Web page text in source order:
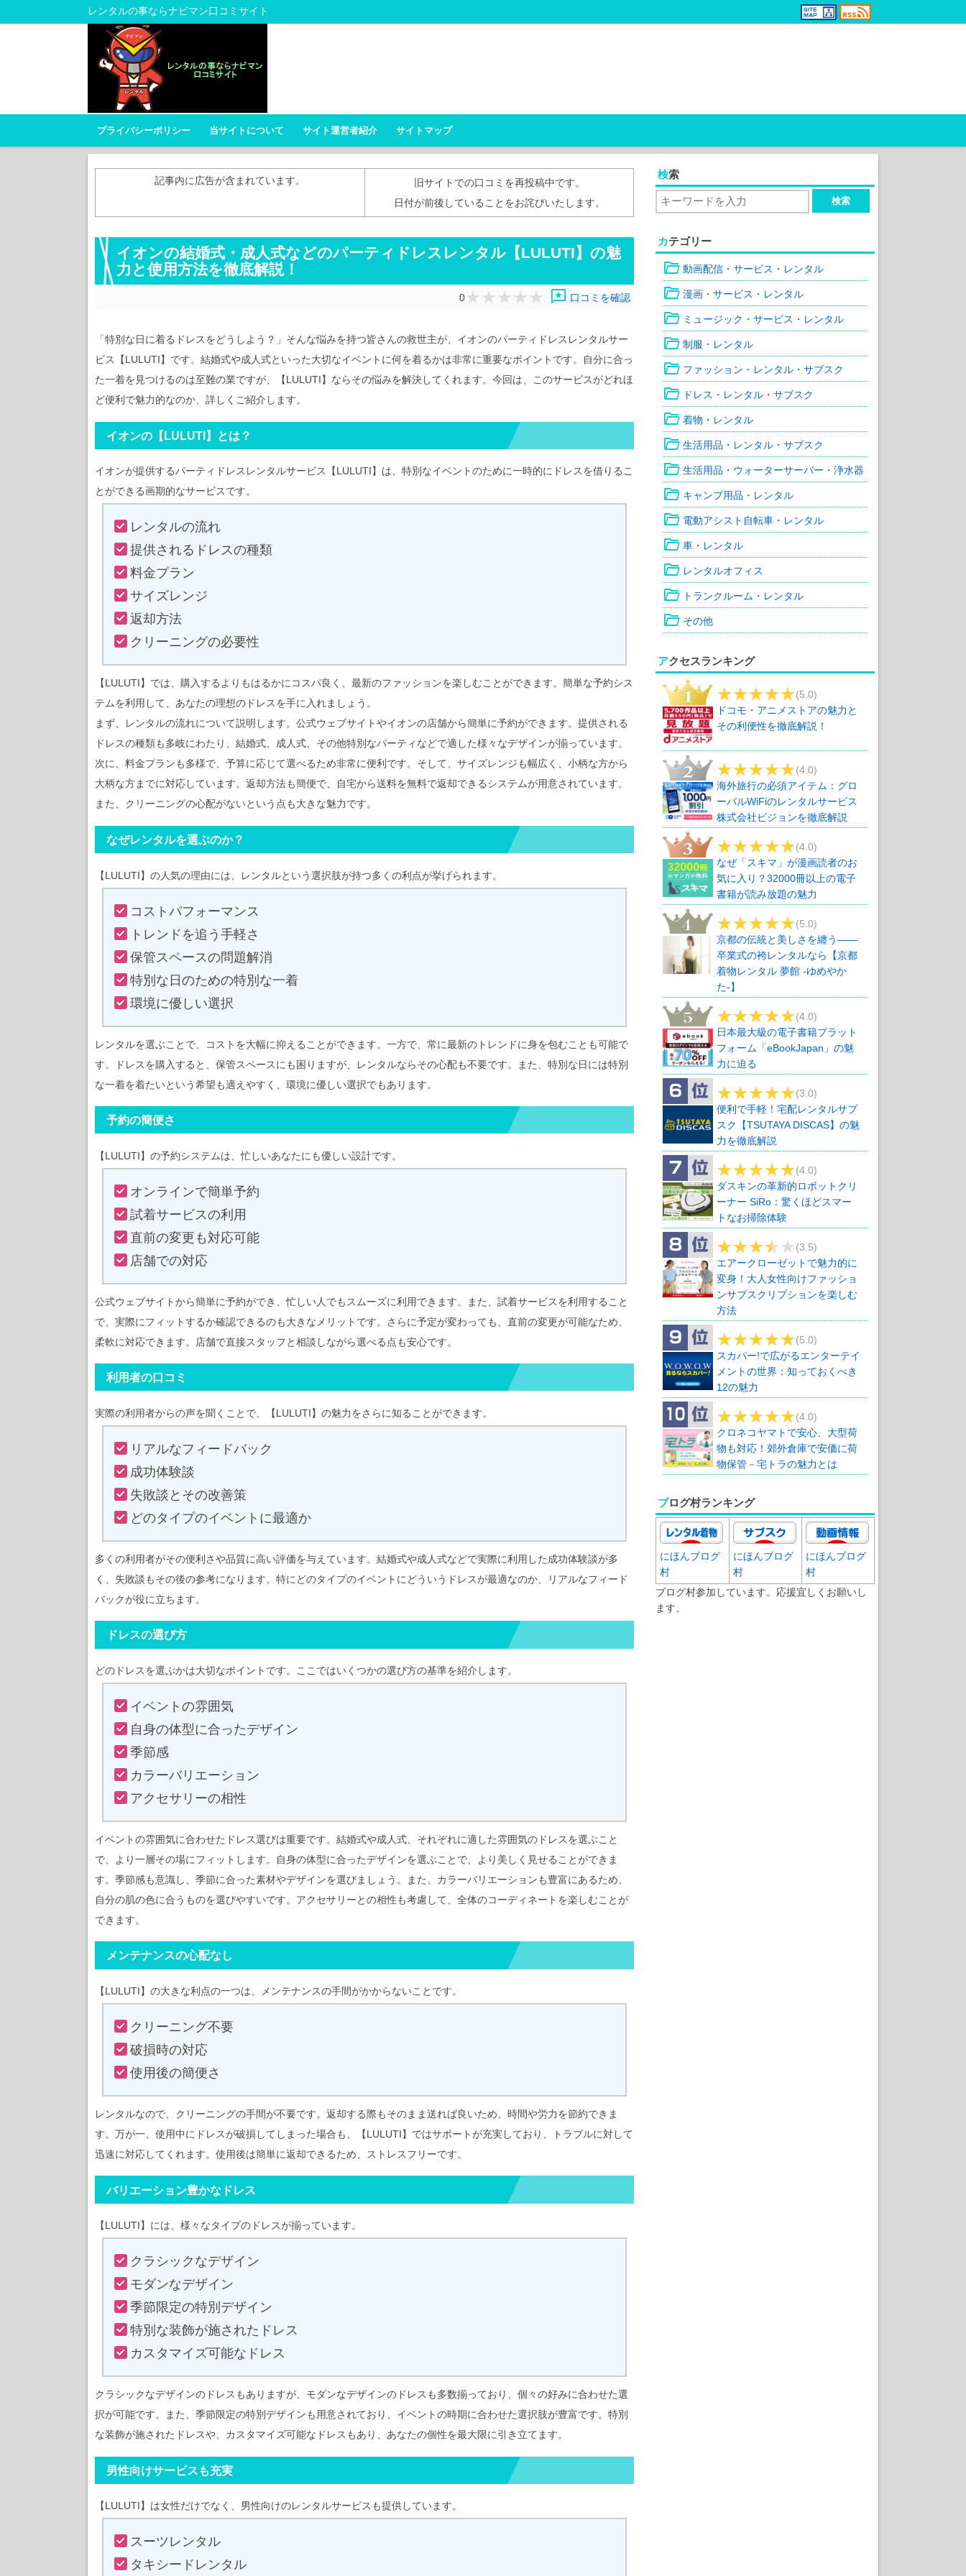
レンタルの事ならナビマン口コミサイト
プライバシーポリシー 当サイトについて サイト運営者紹介 サイトマップ
記事内に広告が含まれています。
旧サイトでの口コミを再投稿中です。
日付が前後していることをお詫びいたします。
イオンの結婚式・成人式などのパーティドレスレンタル【LULUTI】の魅
力と使用方法を徹底解説！
0 reviews 口コミを確認
「特別な日に着るドレスをどうしよう？」そんな悩みを持つ皆さんの救世主が、イオンのパーティドレスレンタルサー
ビス【LULUTI】です。結婚式や成人式といった大切なイベントに何を着るかは非常に重要なポイントです。自分に合っ
た一着を見つけるのは至難の業ですが、【LULUTI】ならその悩みを解決してくれます。今回は、このサービスがどれほ
ど便利で魅力的なのか、詳しくご紹介します。
イオンの【LULUTI】とは？
イオンが提供するパーティドレスレンタルサービス【LULUTI】は、特別なイベントのために一時的にドレスを借りるこ
とができる画期的なサービスです。
レンタルの流れ
提供されるドレスの種類
料金プラン
サイズレンジ
返却方法
クリーニングの必要性
【LULUTI】では、購入するよりもはるかにコスパ良く、最新のファッションを楽しむことができます。簡単な予約シス
テムを利用して、あなたの理想のドレスを手に入れましょう。
まず、レンタルの流れについて説明します。公式ウェブサイトやイオンの店舗から簡単に予約ができます。提供される
ドレスの種類も多岐にわたり、結婚式、成人式、その他特別なパーティなどで適した様々なデザインが揃っています。
次に、料金プランも多様で、予算に応じて選べるため非常に便利です。そして、サイズレンジも幅広く、小柄な方から
大柄な方までに対応しています。返却方法も簡便で、自宅から送料を無料で返却できるシステムが用意されています。
また、クリーニングの心配がないという点も大きな魅力です。
なぜレンタルを選ぶのか？
【LULUTI】の人気の理由には、レンタルという選択肢が持つ多くの利点が挙げられます。
コストパフォーマンス
トレンドを追う手軽さ
保管スペースの問題解消
特別な日のための特別な一着
環境に優しい選択
レンタルを選ぶことで、コストを大幅に抑えることができます。一方で、常に最新のトレンドに身を包むことも可能で
す。ドレスを購入すると、保管スペースにも困りますが、レンタルならその心配も不要です。また、特別な日には特別
な一着を着たいという希望も適えやすく、環境に優しい選択でもあります。
予約の簡便さ
【LULUTI】の予約システムは、忙しいあなたにも優しい設計です。
オンラインで簡単予約
試着サービスの利用
直前の変更も対応可能
店舗での対応
公式ウェブサイトから簡単に予約ができ、忙しい人でもスムーズに利用できます。また、試着サービスを利用すること
で、実際にフィットするか確認できるのも大きなメリットです。さらに予定が変わっても、直前の変更が可能なため、
柔軟に対応できます。店舗で直接スタッフと相談しながら選べる点も安心です。
利用者の口コミ
実際の利用者からの声を聞くことで、【LULUTI】の魅力をさらに知ることができます。
リアルなフィードバック
成功体験談
失敗談とその改善策
どのタイプのイベントに最適か
多くの利用者がその便利さや品質に高い評価を与えています。結婚式や成人式などで実際に利用した成功体験談が多
く、失敗談もその後の参考になります。特にどのタイプのイベントにどういうドレスが最適なのか、リアルなフィード
バックが役に立ちます。
ドレスの選び方
どのドレスを選ぶかは大切なポイントです。ここではいくつかの選び方の基準を紹介します。
イベントの雰囲気
自身の体型に合ったデザイン
季節感
カラーバリエーション
アクセサリーの相性
イベントの雰囲気に合わせたドレス選びは重要です。結婚式や成人式、それぞれに適した雰囲気のドレスを選ぶこと
で、より一層その場にフィットします。自身の体型に合ったデザインを選ぶことで、より美しく見せることができま
す。季節感も意識し、季節に合った素材やデザインを選びましょう。また、カラーバリエーションも豊富にあるため、
自分の肌の色に合うものを選びやすいです。アクセサリーとの相性も考慮して、全体のコーディネートを楽しむことが
できます。
メンテナンスの心配なし
【LULUTI】の大きな利点の一つは、メンテナンスの手間がかからないことです。
クリーニング不要
破損時の対応
使用後の簡便さ
レンタルなので、クリーニングの手間が不要です。返却する際もそのまま送れば良いため、時間や労力を節約できま
す。万が一、使用中にドレスが破損してしまった場合も、【LULUTI】ではサポートが充実しており、トラブルに対して
迅速に対応してくれます。使用後は簡単に返却できるため、ストレスフリーです。
バリエーション豊かなドレス
【LULUTI】には、様々なタイプのドレスが揃っています。
クラシックなデザイン
モダンなデザイン
季節限定の特別デザイン
特別な装飾が施されたドレス
カスタマイズ可能なドレス
クラシックなデザインのドレスもありますが、モダンなデザインのドレスも多数揃っており、個々の好みに合わせた選
択が可能です。また、季節限定の特別デザインも用意されており、イベントの時期に合わせた選択肢が豊富です。特別
な装飾が施されたドレスや、カスタマイズ可能なドレスもあり、あなたの個性を最大限に引き立てます。
男性向けサービスも充実
【LULUTI】は女性だけでなく、男性向けのレンタルサービスも提供しています。
スーツレンタル
タキシードレンタル
検索
カテゴリー
folder_open 動画配信・サービス・レンタル
folder_open 漫画・サービス・レンタル
folder_open ミュージック・サービス・レンタル
folder_open 制服・レンタル
folder_open ファッション・レンタル・サブスク
folder_open ドレス・レンタル・サブスク
folder_open 着物・レンタル
folder_open 生活用品・レンタル・サブスク
folder_open 生活用品・ウォーターサーバー・浄水器
folder_open キャンプ用品・レンタル
folder_open 電動アシスト自転車・レンタル
folder_open 車・レンタル
folder_open レンタルオフィス
folder_open トランクルーム・レンタル
folder_open その他
アクセスランキング
(5.0)
ドコモ・アニメストアの魅力と
その利便性を徹底解説！
(4.0)
海外旅行の必須アイテム：グロ
ーバルWiFiのレンタルサービス
株式会社ビジョンを徹底解説
(4.0)
なぜ「スキマ」が漫画読者のお
気に入り？32000冊以上の電子
書籍が読み放題の魅力
(5.0)
京都の伝統と美しさを纏う――
卒業式の袴レンタルなら【京都
着物レンタル 夢館 -ゆめやか
た-】
(4.0)
日本最大級の電子書籍プラット
フォーム「eBookJapan」の魅
力に迫る
(3.0)
便利で手軽！宅配レンタルサブ
スク【TSUTAYA DISCAS】の魅
力を徹底解説
(4.0)
ダスキンの革新的ロボットクリ
ーナー SiRo：驚くほどスマー
トなお掃除体験
(3.5)
エアークローゼットで魅力的に
変身！大人女性向けファッショ
ンサブスクリプションを楽しむ
方法
(5.0)
スカパー!で広がるエンターテイ
メントの世界：知っておくべき
12の魅力
(4.0)
クロネコヤマトで安心、大型荷
物も対応！郊外倉庫で安価に荷
物保管－宅トラの魅力とは
ブログ村ランキング
にほんブログ
村
にほんブログ
村
にほんブログ
村
ブログ村参加しています。応援宜しくお願いし
ます。